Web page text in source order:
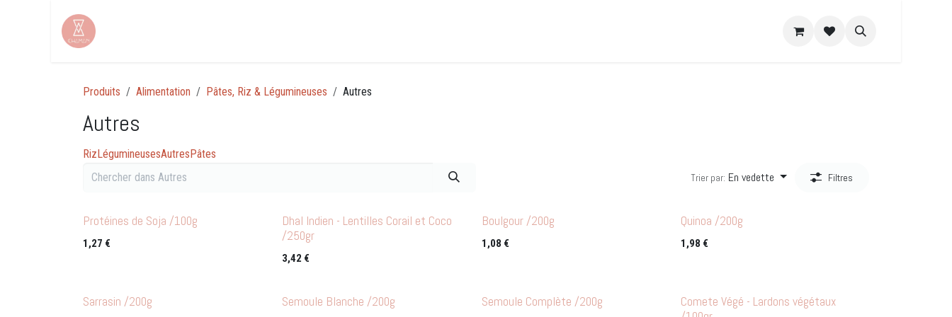
Produits Alimentation Pâtes, Riz & Légumineuses Autres
Autres
RizLégumineusesAutresPâtes
Trier par: En vedette Filtres
Protéines de Soja /100g
1,27 €
Dhal Indien - Lentilles Corail et Coco
/250gr
3,42 €
Boulgour /200g
1,08 €
Quinoa /200g
1,98 €
Sarrasin /200g Semoule Blanche /200g Semoule Complète /200g
Comete Végé - Lardons végétaux